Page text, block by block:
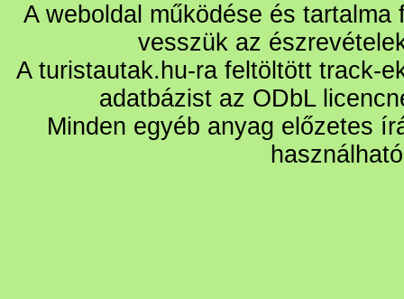
A weboldal működése és
vesszük az
A turistautak.hu-ra feltöltött track-
adatbázist az ODbL
Minden egyéb anyag előzetes